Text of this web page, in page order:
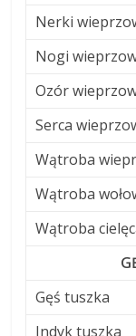
Nerki
Nogi
Ozór
Serca
Wątroba
Wątroba
Wątroba
Gęś tuszka
Indyk tuszka